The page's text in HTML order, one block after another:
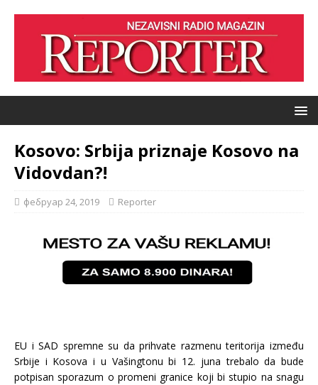
Kosovo: Srbija priznaje Kosovo na
Vidovdan?!
фебруар 24, 2019 Reporter
EU i SAD spremne su da prihvate razmenu teritorija između
Srbije i Kosova i u Vašingtonu bi 12. juna trebalo da bude
potpisan sporazum o promeni granice koji bi stupio na snagu